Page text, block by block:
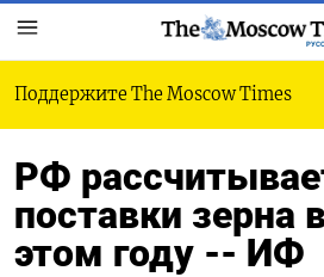
Поддержите The Moscow Times
РФ
поставки зерна
этом году -- ИФ